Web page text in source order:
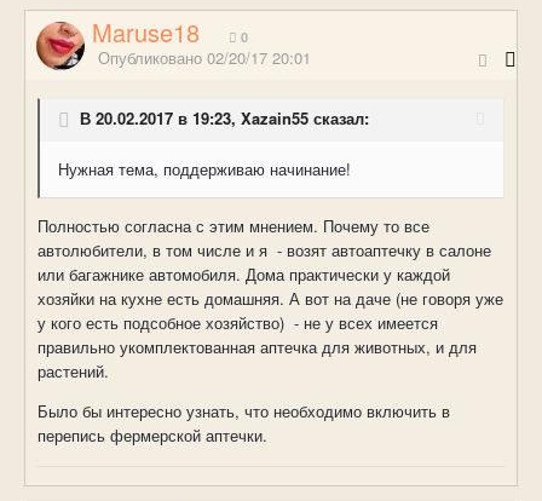
Maruse18 0
Опубликовано 02/20/17 20:01
В 20.02.2017 в 19:23, Xazain55 сказал:
Нужная тема, поддерживаю начинание!
Полностью согласна с этим мнением. Почему то все
автолюбители, в том числе и я - возят автоаптечку в салоне
или багажнике автомобиля. Дома практически у каждой
хозяйки на кухне есть домашняя. А вот на даче (не говоря уже
у кого есть подсобное хозяйство) - не у всех имеется
правильно укомплектованная аптечка для животных, и для
растений.
Было бы интересно узнать, что необходимо включить в
перепись фермерской аптечки.